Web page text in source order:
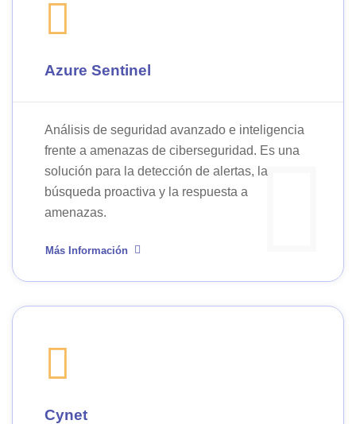
Azure Sentinel
Análisis de seguridad avanzado e inteligencia
frente a amenazas de ciberseguridad. Es una
solución para la detección de alertas, la
búsqueda proactiva y la respuesta a
amenazas.
Más Información
Cynet